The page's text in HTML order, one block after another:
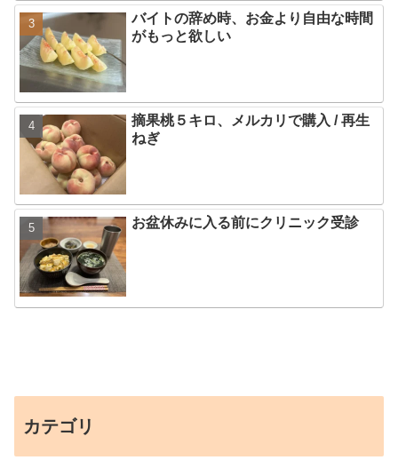
バイトの辞め時、お金より自由な時間
がもっと欲しい
摘果桃５キロ、メルカリで購入 / 再生
ねぎ
お盆休みに入る前にクリニック受診
カテゴリ